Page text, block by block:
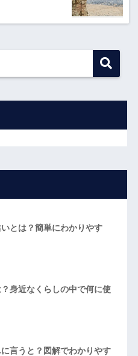
とは？簡単にわかりやす
身近なくらしの中で何に使
言うと？図解でわかりやす